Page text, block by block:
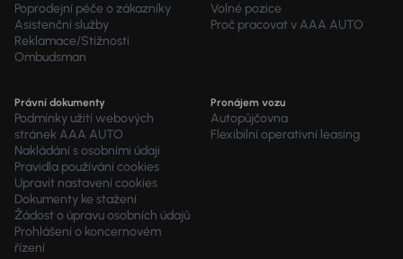
Poprodejní péče o zákazníky
Asistenční služby
Reklamace/Stížnosti
Ombudsman
Volné pozice
Proč pracovat v AAA AUTO
Právní dokumenty
Podmínky užití webových
stránek AAA AUTO
Nakládání s osobními údaji
Pravidla používání cookies
Upravit nastavení cookies
Dokumenty ke stažení
Žádost o úpravu osobních údajů
Prohlášení o koncernovém
řízení
Pronájem vozu
Autopůjčovna
Flexibilní operativní leasing